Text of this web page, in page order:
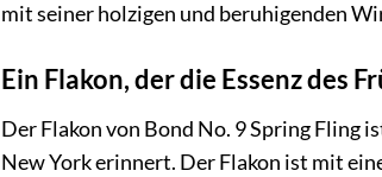
mit seiner holzigen und beruhigenden
Ein Flakon, der die Essenz des
Der Flakon von Bond No. 9 Spring Fling
New York erinnert. Der Flakon ist mit